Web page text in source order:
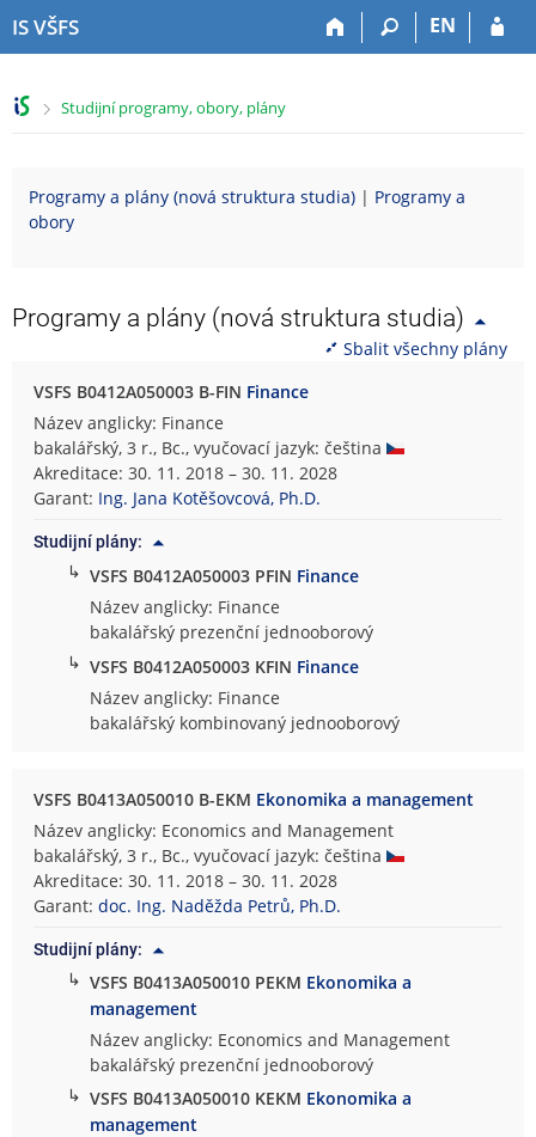
IS VŠFS EN
>
Studijní programy, obory, plány
Programy a plány (nová struktura studia) | Programy a
obory
Programy a plány (nová struktura studia)
Sbalit všechny plány
VSFS B0412A050003 B-FIN Finance
Název anglicky: Finance
bakalářský, 3 r., Bc., vyučovací jazyk: čeština
Akreditace: 30. 11. 2018 – 30. 11. 2028
Garant: Ing. Jana Kotěšovcová, Ph.D.
Studijní plány:
↳ VSFS B0412A050003 PFIN Finance
Název anglicky: Finance
bakalářský prezenční jednooborový
↳ VSFS B0412A050003 KFIN Finance
Název anglicky: Finance
bakalářský kombinovaný jednooborový
VSFS B0413A050010 B-EKM Ekonomika a management
Název anglicky: Economics and Management
bakalářský, 3 r., Bc., vyučovací jazyk: čeština
Akreditace: 30. 11. 2018 – 30. 11. 2028
Garant:doc. Ing. Naděžda Petrů, Ph.D.
Studijní plány:
↳ VSFS B0413A050010 PEKM Ekonomika a
management
Název anglicky: Economics and Management
bakalářský prezenční jednooborový
↳ VSFS B0413A050010 KEKM Ekonomika a
management